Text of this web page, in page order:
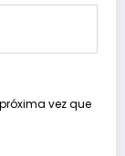
vez que